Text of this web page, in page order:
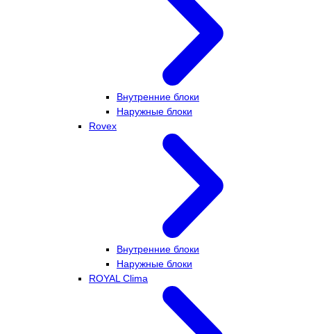
Внутренние блоки
Наружные блоки
Rovex
Внутренние блоки
Наружные блоки
ROYAL Clima